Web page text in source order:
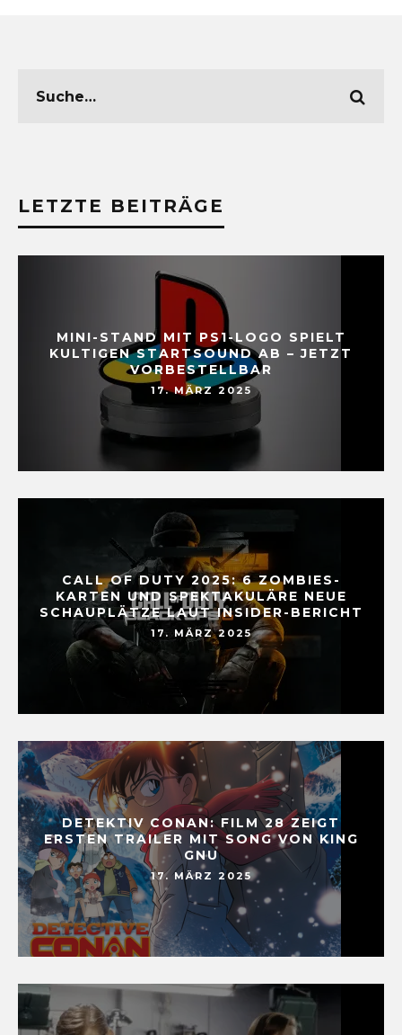
LETZTE BEITRÄGE
MINI-STAND MIT PS1-LOGO SPIELT
KULTIGEN STARTSOUND AB – JETZT
VORBESTELLBAR
17. MÄRZ 2025
CALL OF DUTY 2025: 6 ZOMBIES-
KARTEN UND SPEKTAKULÄRE NEUE
SCHAUPLÄTZE LAUT INSIDER-BERICHT
17. MÄRZ 2025
DETEKTIV CONAN: FILM 28 ZEIGT
ERSTEN TRAILER MIT SONG VON KING
GNU
17. MÄRZ 2025